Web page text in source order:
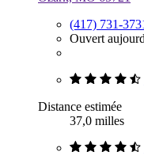
(417) 731-
Ouvert
Distance estimée
37,0 milles